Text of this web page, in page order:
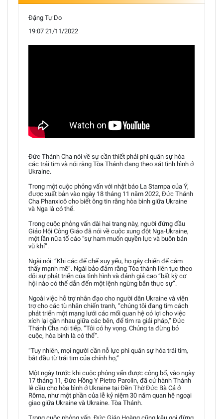
Đặng Tự Do
19:07 21/11/2022
Đức Thánh Cha nói về sự cần thiết phải phi quân sự hóa
các trái tim và nói rằng Tòa Thánh đang theo sát tình hình ở
Ukraine.
Trong một cuộc phỏng vấn với nhật báo La Stampa của Ý,
được xuất bản vào ngày 18 tháng 11 năm 2022, Đức Thánh
Cha Phanxicô cho biết ông tin rằng hòa bình giữa Ukraine
và Nga là có thể.
Trong cuộc phỏng vấn dài hai trang này, người đứng đầu
Giáo Hội Công Giáo đã nói về cuộc xung đột Nga-Ukraine,
một lần nữa tố cáo “sự ham muốn quyền lực và buôn bán
vũ khí”.
Ngài nói: “Khi các đế chế suy yếu, họ gây chiến để cảm
thấy mạnh mẽ”. Ngài bảo đảm rằng Tòa thánh liên tục theo
dõi sự phát triển của tình hình và đánh giá cao “bất kỳ cơ
hội nào có thể dẫn đến một lệnh ngừng bắn thực sự”.
Ngoài việc hỗ trợ nhân đạo cho người dân Ukraine và viện
trợ cho các tù nhân chiến tranh, “chúng tôi đang tìm cách
phát triển một mạng lưới các mối quan hệ có lợi cho việc
xích lại gần nhau giữa các bên, để tìm ra giải pháp,” Đức
Thánh Cha nói tiếp. “Tôi có hy vọng. Chúng ta đừng bỏ
cuộc, hòa bình là có thể”.
“Tuy nhiên, mọi người cần nỗ lực phi quân sự hóa trái tim,
bắt đầu từ trái tim của chính họ,”
Một ngày trước khi cuộc phỏng vấn được công bố, vào ngày
17 tháng 11, Đức Hồng Y Pietro Parolin, đã cử hành Thánh
lễ cầu cho hòa bình ở Ukraine tại Đền Thờ Đức Bà Cả ở
Rôma, như một phần của lễ kỷ niệm 30 năm quan hệ ngoại
giao giữa Ukraine và Ukraine. Tòa Thánh.